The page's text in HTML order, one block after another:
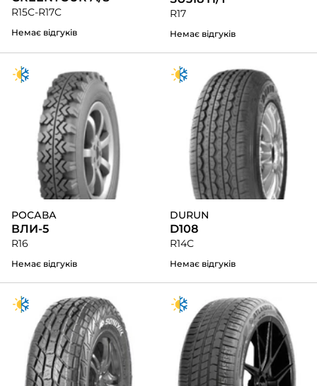
R15C-R17C
Немає відгуків
R17
Немає відгуків
РОСАВА
ВЛИ-5
R16
Немає відгуків
DURUN
D108
R14C
Немає відгуків